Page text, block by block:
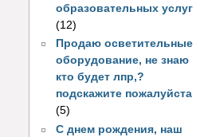
образовательных услуг
(12)
Продаю осветительные
оборудование, не знаю
кто будет лпр,?
подскажите пожалуйста
(5)
С днем рождения, наш